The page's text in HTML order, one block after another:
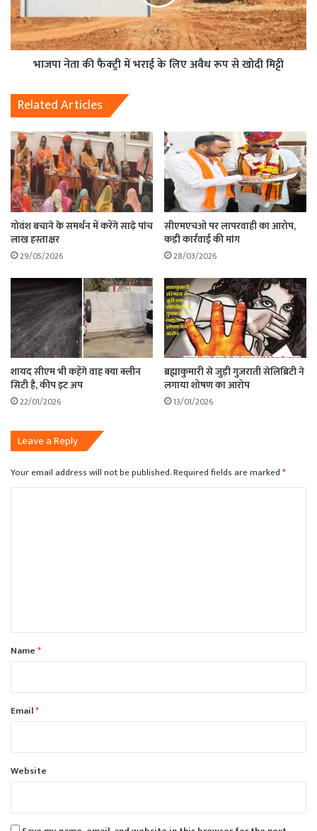
भाजपा नेता की फैक्ट्री में भराई के लिए अवैध रूप से खोदी मिट्टी
Related Articles
गोवंश बचाने के समर्थन में करेंगे साढ़े पांच
लाख हस्ताक्षर
29/05/2026
सीएमएचओ पर लापरवाही का आरोप,
कड़ी कार्रवाई की मांग
28/03/2026
शायद सीएम भी कहेंगे वाह क्या क्लीन
सिटी है, कीप इट अप
22/01/2026
ब्रह्माकुमारी से जुड़ी गुजराती सेलिब्रिटी ने
लगाया शोषण का आरोप
13/01/2026
Leave a Reply
Your email address will not be published.Required fields are marked*
*Name*
Email*
Website